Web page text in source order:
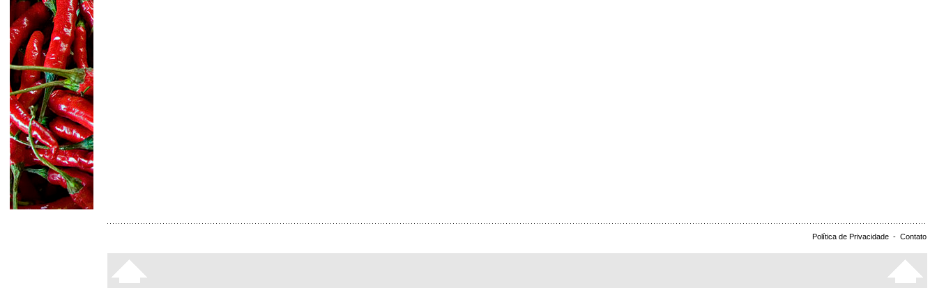
Política de Privacidade - Contato